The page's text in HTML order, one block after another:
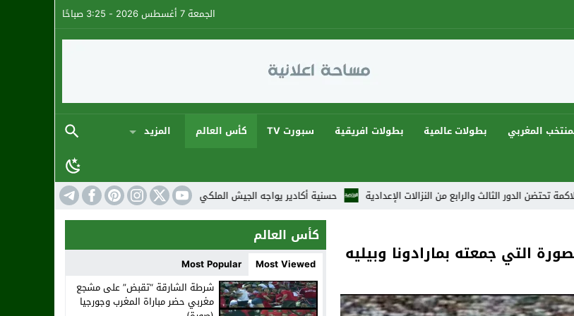
الجمعة 7 أغسطس 2026 - 3:25 صباحًا
المغربي بطولات عالمية بطولات افريقية سبورت TV كأس العالم المزيد
سبورتينغ السونح يُتوّج والرابع من النزالات الإعدادية
حسنية أكادير يواجه الجيش الملكي بطموح العودة إلى سكة الانتصارات
التي جمعته بمارادونا وبيليه
كأس العالم
Most Viewed
Most Popular
شرطة الشارقة “تقبض” على مشجع
مغربي حضر مباراة المغرب وجورجيا